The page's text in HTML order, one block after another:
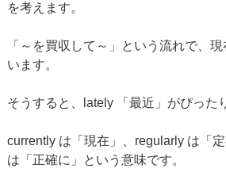
を考えます。
「～を買収して～」という流れで、
います。
そうすると、lately 「最近」がぴった
currently は「現在」、regularly は「
は「正確に」という意味です。